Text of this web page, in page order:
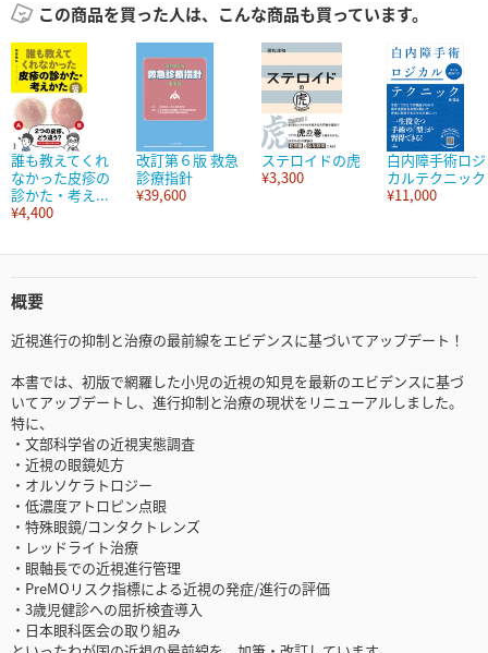
この商品を買った人は、こんな商品も買っています。
誰も教えてくれ
なかった皮疹の
診かた・考え...
¥4,400
改訂第６版 救急
診療指針
¥39,600
ステロイドの虎
¥3,300
白内障手術ロジ
カルテクニック
¥11,000
概要
近視進行の抑制と治療の最前線をエビデンスに基づいてアップデート！
本書では、初版で網羅した小児の近視の知見を最新のエビデンスに基づ
いてアップデートし、進行抑制と治療の現状をリニューアルしました。
特に、
・文部科学省の近視実態調査
・近視の眼鏡処方
・オルソケラトロジー
・低濃度アトロピン点眼
・特殊眼鏡/コンタクトレンズ
・レッドライト治療
・眼軸長での近視進行管理
・PreMOリスク指標による近視の発症/進行の評価
・3歳児健診への屈折検査導入
・日本眼科医会の取り組み